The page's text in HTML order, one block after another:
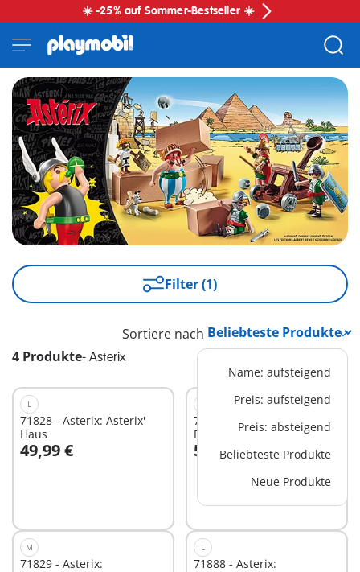
☀️ -25% auf Sommer-Bestseller ☀️
Filter (1)
4 Produkte- Asterix
Sortiere nach
Name: aufsteigend
Preis: aufsteigend
Preis: absteigend
Beliebteste Produkte
Neue Produkte
L
71828 - Asterix: Asterix'
Haus
49,99 €
In den Warenkorb
71827 - Asterix: Das
Dorfbankett
59,99 €
In den Warenkorb
M
71829 - Asterix:
L
71888 - Asterix: